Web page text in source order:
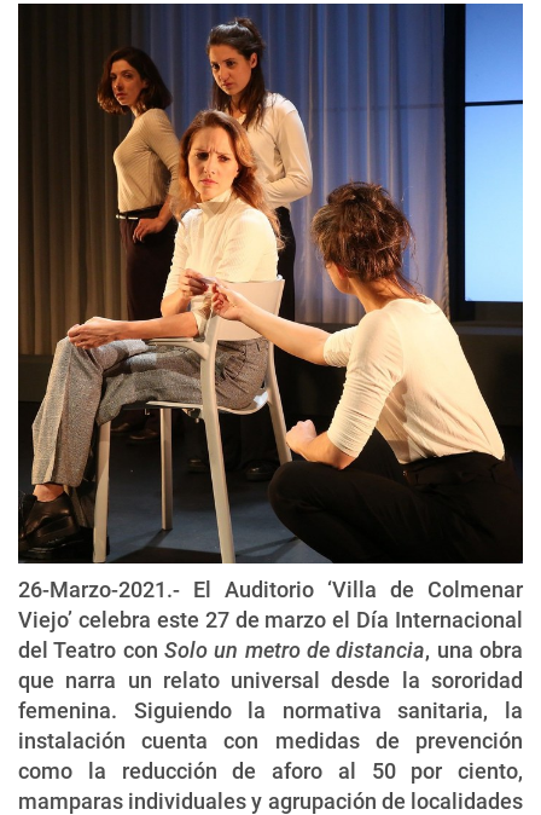
26-Marzo-2021.- El Auditorio ‘Villa de Colmenar
Viejo’ celebra este 27 de marzo el Día Internacional
del Teatro con Solo un metro de distancia, una obra
que narra un relato universal desde la sororidad
femenina. Siguiendo la normativa sanitaria, la
instalación cuenta con medidas de prevención
como la reducción de aforo al 50 por ciento,
mamparas individuales y agrupación de localidades